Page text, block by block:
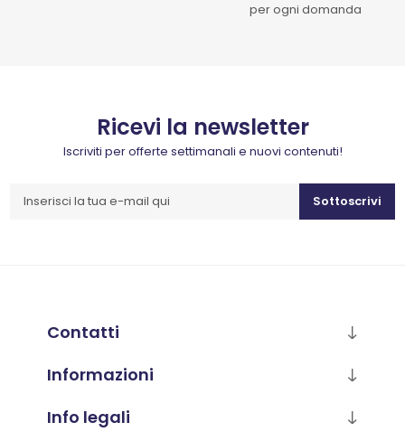
per ogni domanda
Ricevi la newsletter
Iscriviti per offerte settimanali e nuovi contenuti!
Sottoscrivi
Contatti
Informazioni
Info legali